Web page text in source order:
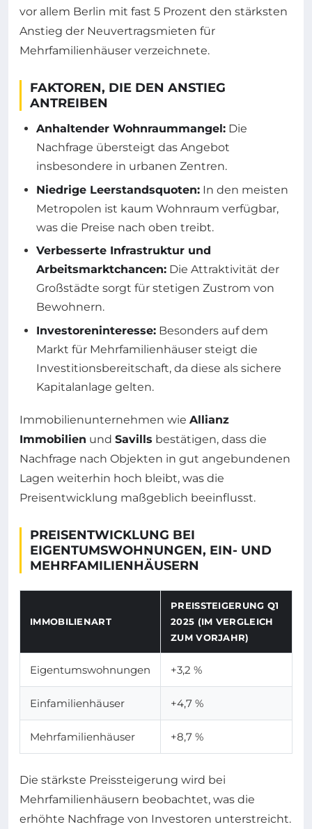
vor allem Berlin mit fast 5 Prozent den stärksten
Anstieg der Neuvertragsmieten für
Mehrfamilienhäuser verzeichnete.
FAKTOREN, DIE DEN ANSTIEG
ANTREIBEN
Anhaltender Wohnraummangel: Die
Nachfrage übersteigt das Angebot
insbesondere in urbanen Zentren.
Niedrige Leerstandsquoten: In den meisten
Metropolen ist kaum Wohnraum verfügbar,
was die Preise nach oben treibt.
Verbesserte Infrastruktur und
Arbeitsmarktchancen: Die Attraktivität der
Großstädte sorgt für stetigen Zustrom von
Bewohnern.
Investoreninteresse: Besonders auf dem
Markt für Mehrfamilienhäuser steigt die
Investitionsbereitschaft, da diese als sichere
Kapitalanlage gelten.
Immobilienunternehmen wie Allianz
Immobilien und Savills bestätigen, dass die
Nachfrage nach Objekten in gut angebundenen
Lagen weiterhin hoch bleibt, was die
Preisentwicklung maßgeblich beeinflusst.
PREISENTWICKLUNG BEI
EIGENTUMSWOHNUNGEN, EIN- UND
MEHRFAMILIENHÄUSERN
IMMOBILIENART
PREISSTEIGERUNG Q1
2025 (IM VERGLEICH
ZUM VORJAHR)
Eigentumswohnungen +3,2 %
Einfamilienhäuser +4,7 %
Mehrfamilienhäuser +8,7 %
Die stärkste Preissteigerung wird bei
Mehrfamilienhäusern beobachtet, was die
erhöhte Nachfrage von Investoren unterstreicht.